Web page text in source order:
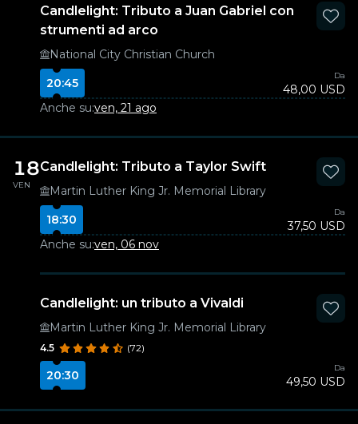
Candlelight: Tributo a Juan Gabriel con
strumenti ad arco
National City Christian Church
20:45
Da
48,00 USD
Anche su:ven, 21 ago
18
VEN
Candlelight: Tributo a Taylor Swift
Martin Luther King Jr. Memorial Library
18:30
Da
37,50 USD
Anche su:ven, 06 nov
Candlelight: un tributo a Vivaldi
Martin Luther King Jr. Memorial Library
4.5 (72)
20:30
Da
49,50 USD